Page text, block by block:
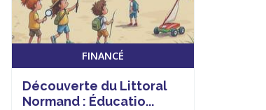
FINANCÉ
Découverte du Littoral
Normand : Éducatio...